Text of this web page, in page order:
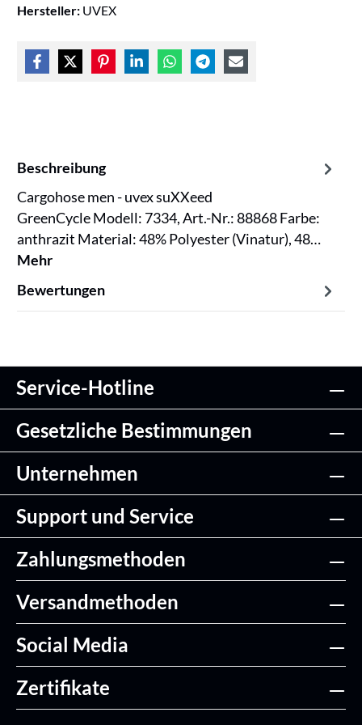
Hersteller: UVEX
Beschreibung
Cargohose men - uvex suXXeed
GreenCycle Modell: 7334, Art.-Nr.: 88868 Farbe:
anthrazit Material: 48% Polyester (Vinatur), 48…
Mehr
Bewertungen
Service-Hotline
Gesetzliche Bestimmungen
Unternehmen
Support und Service
Zahlungsmethoden
Versandmethoden
Social Media
Zertifikate